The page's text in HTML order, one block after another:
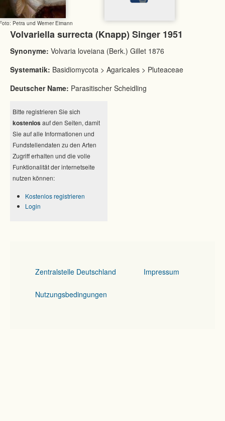
Petra und Werner Eimann
Volvariella surrecta (Knapp) Singer 1951
Synonyme: Volvaria loveiana (Berk.) Gillet 1876
Systematik: Basidiomycota > Agaricales > Pluteaceae
Deutscher Name: Parasitischer Scheidling
Bitte registrieren Sie sich
kostenlos auf den Seiten, damit
Sie auf alle Informationen und
Fundstellendaten zu den Arten
Zugriff erhalten und die volle
Funktionalität der internetseite
nutzen können:
Kostenlos registrieren
Login
Zentralstelle Deutschland Impressum
Nutzungsbedingungen